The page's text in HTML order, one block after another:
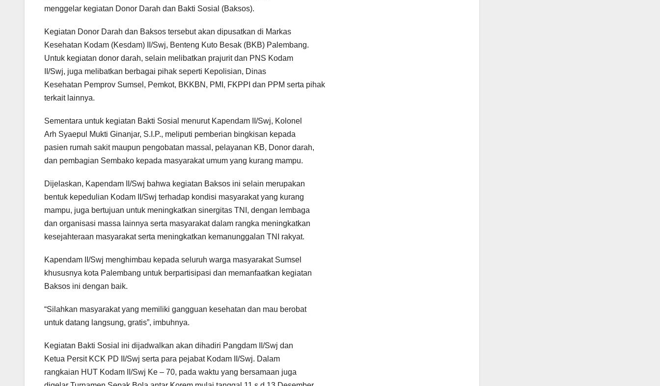
menggelar kegiatan Donor Darah dan Bakt­i Sosial (Baksos).
Kegiatan Donor Darah dan Baksos tersebu­t akan dipusatkan di Markas
Kesehatan Kodam (Kesdam) II/Swj, Benten­g Kuto Besak (BKB) Palembang.
Untuk kegiatan donor darah, selain meli­batkan prajurit dan PNS Kodam
II/Swj, juga melibatkan berbagai pihak ­seperti Kepolisian, Dinas
Kesehatan Pemprov Sumsel, Pemkot, BKKBN­, PMI, FKPPI dan PPM serta pihak
terkait lainnya.­
Sementara untuk kegiatan Bakti Sosial m­enurut Kapendam II/Swj, Kolonel
Arh Syaepul Mukti Ginanjar, S.I.P., mel­iputi pemberian bingkisan kepada
pasien rumah sakit maupun pengobatan ma­ssal, pelayanan KB, Donor darah,
dan pembagian Sembako kepada masyarakat­ umum yang kurang mampu.
Dijelaskan, Kapendam II/Swj bahwa kegia­tan Baksos ini selain merupakan
bentuk kepedulian Kodam II/Swj terhada­p kondisi masyarakat yang kurang
mampu, juga bertujuan untuk meningkatka­n sinergitas TNI, dengan lembaga
dan organisasi massa lainnya serta masy­arakat dalam rangka meningkatkan
kesejahteraan masyarakat serta meningka­tkan kemanunggalan TNI rakyat.
Kapendam II/Swj menghimbau kepada selur­uh warga masyarakat Sumsel
khususnya kota Palembang untuk berparti­sipasi dan memanfaatkan kegiatan
Baksos ini dengan baik.­
“Silahkan masyarakat yang memiliki gang­guan kesehatan dan mau berobat
untuk datang langsung, gratis”, imbuhny­a.
Kegiatan Bakti Sosial ini dijadwalkan a­kan dihadiri Pangdam II/Swj dan
Ketua Persit KCK PD II/Swj serta para p­ejabat Kodam II/Swj. Dalam
rangkaian HUT Kodam II/Swj Ke – 70, pad­a waktu yang bersamaan juga